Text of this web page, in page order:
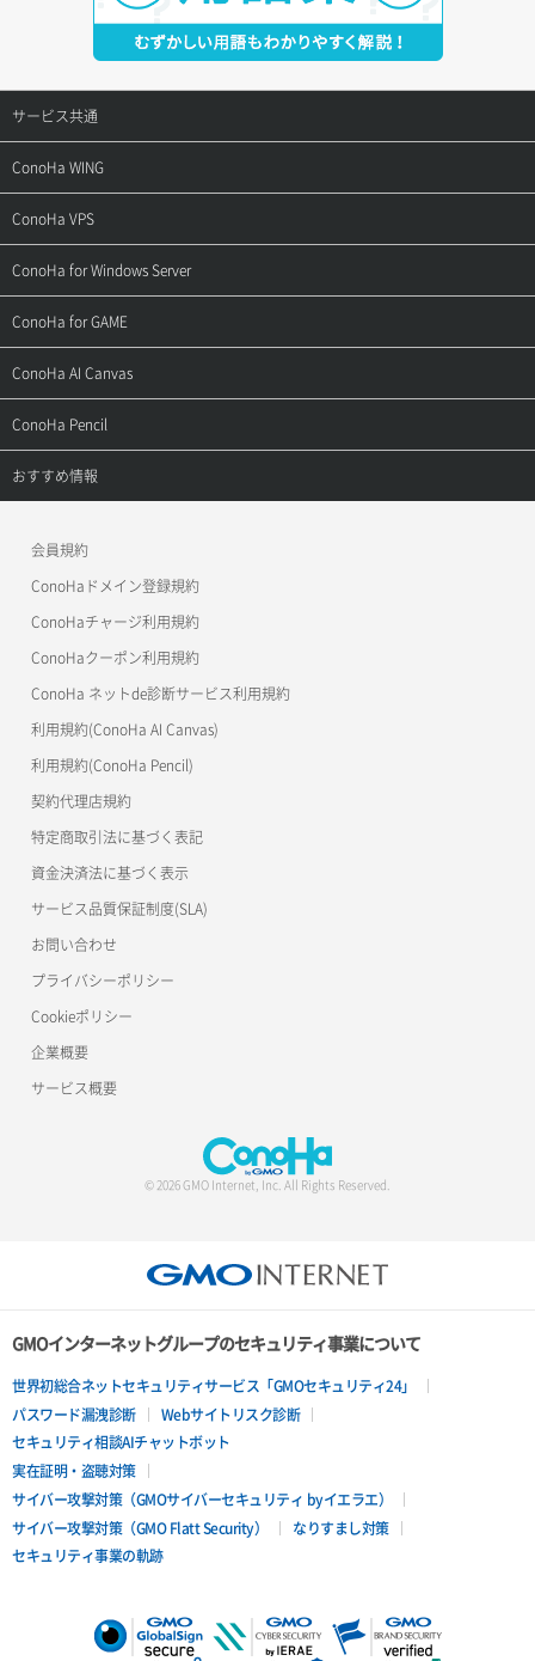
サービス共通
サポートトップ
ご契約・お支払い
用語集
お問い合わせ
ConoHa WING
サポートトップ
ご利用ガイド
お乗り換えガイド
よくある質問
ConoHa VPS
サポートトップ
ご利用ガイド
APIドキュメントVPS2.0
APIドキュメントVPS3.0
ConoHa for Windows Server
サポートトップ
ご利用ガイド
APIドキュメントVPS2.0
APIドキュメントVPS3.0
ConoHa for GAME
サポートトップ
ご利用ガイド
ConoHa AI Canvas
サポートトップ
ご利用ガイド
ConoHa Pencil
サポートトップ
おすすめ情報
美雲このは徹底ガイド
会員規約
ConoHaドメイン登録規約
ConoHaチャージ利用規約
ConoHaクーポン利用規約
ConoHa ネットde診断サービス利用規約
利用規約(ConoHa AI Canvas)
利用規約(ConoHa Pencil)
契約代理店規約
特定商取引法に基づく表記
資金決済法に基づく表示
サービス品質保証制度(SLA)
お問い合わせ
プライバシーポリシー
Cookieポリシー
企業概要
サービス概要
© 2026 GMO Internet, Inc. All Rights Reserved.
GMOインターネットグループのセキュリティ事業について
世界初総合ネットセキュリティサービス「GMOセキュリティ24」
パスワード漏洩診断
Webサイトリスク診断
セキュリティ相談AIチャットボット
実在証明・盗聴対策
サイバー攻撃対策（GMOサイバーセキュリティ byイエラエ）
サイバー攻撃対策（GMO Flatt Security）
なりすまし対策
セキュリティ事業の軌跡